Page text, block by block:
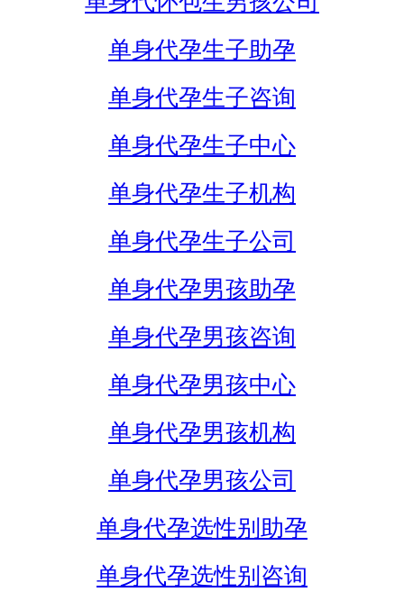
单身代孕生子助孕
单身代孕生子咨询
单身代孕生子中心
单身代孕生子机构
单身代孕生子公司
单身代孕男孩助孕
单身代孕男孩咨询
单身代孕男孩中心
单身代孕男孩机构
单身代孕男孩公司
单身代孕选性别助孕
单身代孕选性别咨询